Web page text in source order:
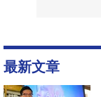
最新文章